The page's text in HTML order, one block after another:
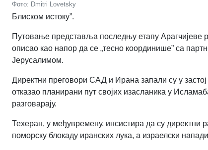
Фото: Dmitri Lovetsky
Блиском истоку”.
Путовање представља последњу етапу Арагчијеве
описао као напор да се „тесно координише” са
Јерусалимом.
Директни преговори САД и Ирана запали су у
отказао планирани пут својих изасланика у
разговарају.
Техеран, у међувремену, инсистира да су
поморску блокаду иранских лука, а израелски